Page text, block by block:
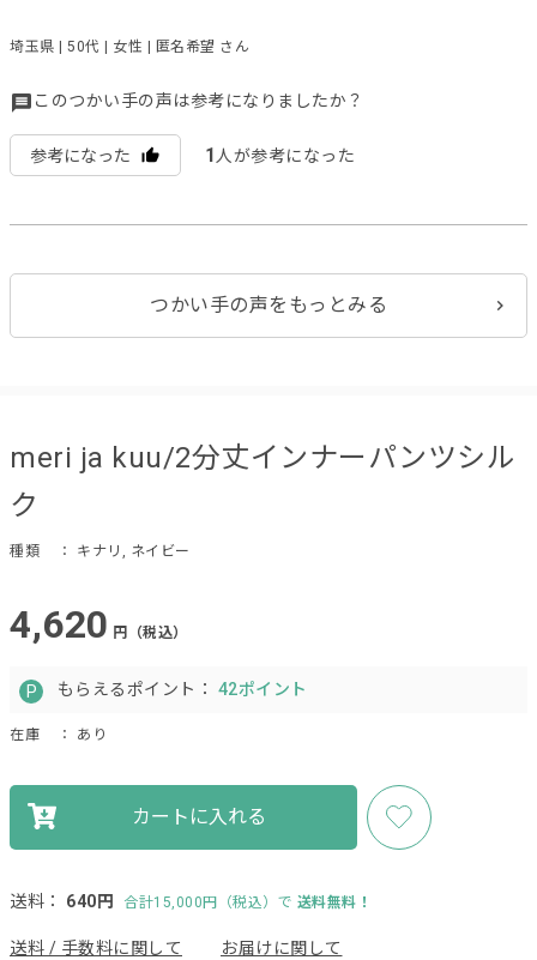
埼玉県 | 50代 | 女性 | 匿名希望 さん
このつかい手の声は参考になりましたか？
参考になった 1 人が参考になった
つかい手の声をもっとみる
meri ja kuu/2分丈インナーパンツシル
ク
種類 ： キナリ, ネイビー
4,620 円（税込）
もらえるポイント： 42ポイント
在庫 ： あり
カートに入れる
送料： 640円 合計15,000円（税込）で 送料無料！
送料 / 手数料に関して お届けに関して